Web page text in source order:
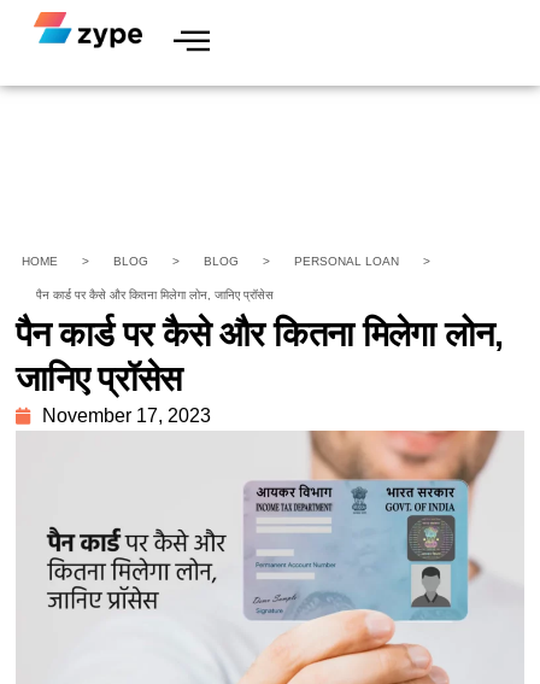
HOME > BLOG > BLOG > PERSONAL LOAN >
पैन कार्ड पर कैसे और कितना मिलेगा लोन, जानिए प्रॉसेस
पैन कार्ड पर कैसे और कितना मिलेगा लोन,
जानिए प्रॉसेस
November 17, 2023